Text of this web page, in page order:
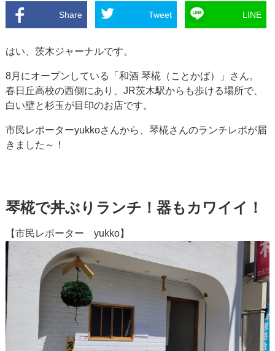
Share Tweet LINE
はい、茨木ジャーナルです。
8月にオープンしている「和酒 琴椛（ことかば）」さん。
春日丘高校の西側にあり、JR茨木駅からも歩ける場所で、
白い壁と杉玉が目印のお店です。
市民レポーターyukkoさんから、琴椛さんのランチレポが届
きました～！
琴椛で丼ぶりランチ！器もカワイイ！
【市民レポーター yukko】